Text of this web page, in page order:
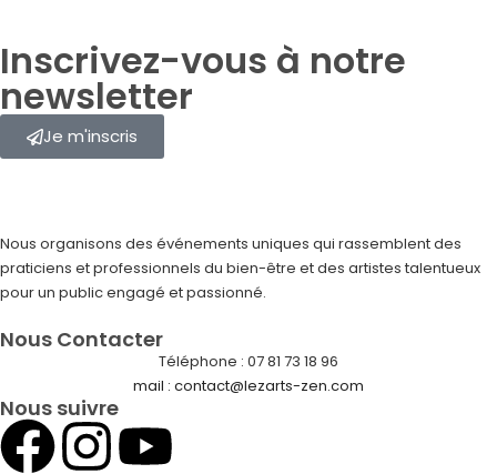
Inscrivez-vous à notre
newsletter
Je m'inscris
Nous organisons des événements uniques qui rassemblent des
praticiens et professionnels du bien-être et des artistes talentueux
pour un public engagé et passionné.
Nous Contacter
Téléphone : 07 81 73 18 96
mail : contact@lezarts-zen.com
Nous suivre